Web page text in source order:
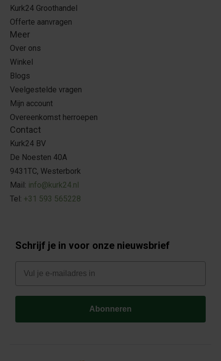
Kurk24 Groothandel
Offerte aanvragen
Meer
Over ons
Winkel
Blogs
Veelgestelde vragen
Mijn account
Overeenkomst herroepen
Contact
Kurk24 BV
De Noesten 40A
9431TC, Westerbork
Mail: info@kurk24.nl
Tel: +31 593 565228
Schrijf je in voor onze nieuwsbrief
E-mail
Abonneren